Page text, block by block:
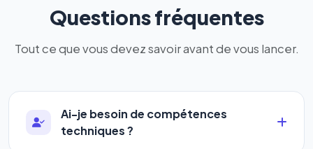
Questions fréquentes
Tout ce que vous devez savoir avant de vous lancer.
Ai-je besoin de compétences
techniques ?